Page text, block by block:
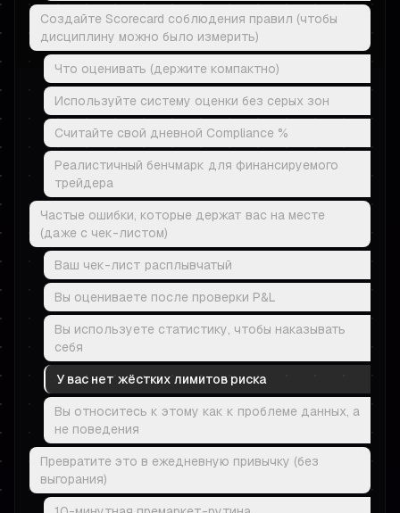
Создайте Scorecard соблюдения правил (чтобы
дисциплину можно было измерить)
Что оценивать (держите компактно)
Используйте систему оценки без серых зон
Считайте свой дневной Compliance %
Реалистичный бенчмарк для финансируемого
трейдера
Частые ошибки, которые держат вас на месте
(даже с чек-листом)
Ваш чек-лист расплывчатый
Вы оцениваете после проверки P&L
Вы используете статистику, чтобы наказывать
себя
У вас нет жёстких лимитов риска
Вы относитесь к этому как к проблеме данных, а
не поведения
Превратите это в ежедневную привычку (без
выгорания)